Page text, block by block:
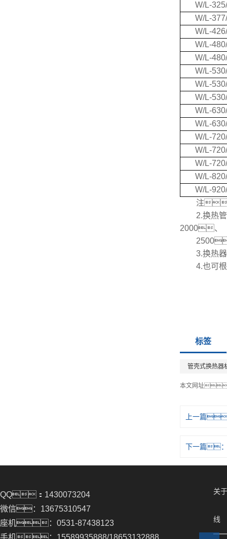
W/L-
W/L-
W/L-
W/L-
W/L-
W/L-
W/L-
W/L-
W/L-
W/L-
W/L-
W/L-
W/L-
W/L-
W/L-
注：
2.换热管
2000、
2500
3.换热器
4.也可根
标签
管壳式换热器
本文网址
上一篇
下一篇
QQ：1430073204
微信：13675310547
座机：0531-87438123
关
线